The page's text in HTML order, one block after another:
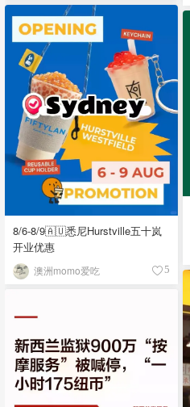
8/6-8/9🇦🇺悉尼Hurstville五十岚
开业优惠
澳洲momo爱吃 5